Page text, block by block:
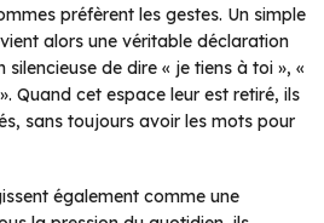
préfèrent les gestes. Un simple
alors une véritable déclaration
silencieuse de dire « je tiens à toi », «
Quand cet espace leur est retiré, ils
sans toujours avoir les mots pour
également comme une